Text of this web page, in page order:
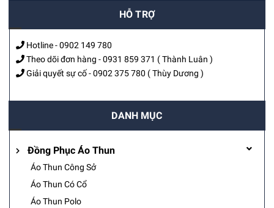
HỖ TRỢ
Hotline -0902 149 780
Theo dõi đơn hàng -0931 859 371 ( Thành Luân )
Giải quyết sự cố -0902 375 780 ( Thùy Dương )
DANH MỤC
Đồng Phục Áo Thun
Áo Thun Công Sở
Áo Thun Có Cổ
Áo Thun Polo